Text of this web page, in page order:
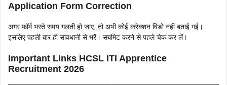
Application Form Correction
अगर फॉर्म भरते समय गलती हो जाए, तो अभी कोई करेक्शन विंडो नहीं बताई गई।
इसलिए पहली बार ही सावधानी से भरें। सबमिट करने से पहले चेक कर लें।
Important Links HCSL ITI Apprentice
Recruitment 2026